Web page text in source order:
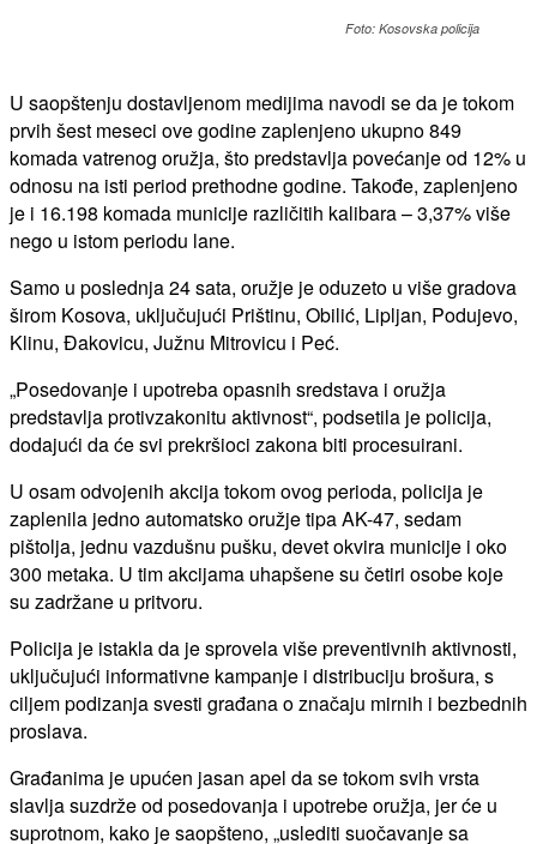
Foto: Kosovska policija
U saopštenju dostavljenom medijima navodi se da je tokom
prvih šest meseci ove godine zaplenjeno ukupno 849
komada vatrenog oružja, što predstavlja povećanje od 12% u
odnosu na isti period prethodne godine. Takođe, zaplenjeno
je i 16.198 komada municije različitih kalibara – 3,37% više
nego u istom periodu lane.
Samo u poslednja 24 sata, oružje je oduzeto u više gradova
širom Kosova, uključujući Prištinu, Obilić, Lipljan, Podujevo,
Klinu, Đakovicu, Južnu Mitrovicu i Peć.
„Posedovanje i upotreba opasnih sredstava i oružja
predstavlja protivzakonitu aktivnost“, podsetila je policija,
dodajući da će svi prekršioci zakona biti procesuirani.
U osam odvojenih akcija tokom ovog perioda, policija je
zaplenila jedno automatsko oružje tipa AK-47, sedam
pištolja, jednu vazdušnu pušku, devet okvira municije i oko
300 metaka. U tim akcijama uhapšene su četiri osobe koje
su zadržane u pritvoru.
Policija je istakla da je sprovela više preventivnih aktivnosti,
uključujući informativne kampanje i distribuciju brošura, s
ciljem podizanja svesti građana o značaju mirnih i bezbednih
proslava.
Građanima je upućen jasan apel da se tokom svih vrsta
slavlja suzdrže od posedovanja i upotrebe oružja, jer će u
suprotnom, kako je saopšteno, „uslediti suočavanje sa